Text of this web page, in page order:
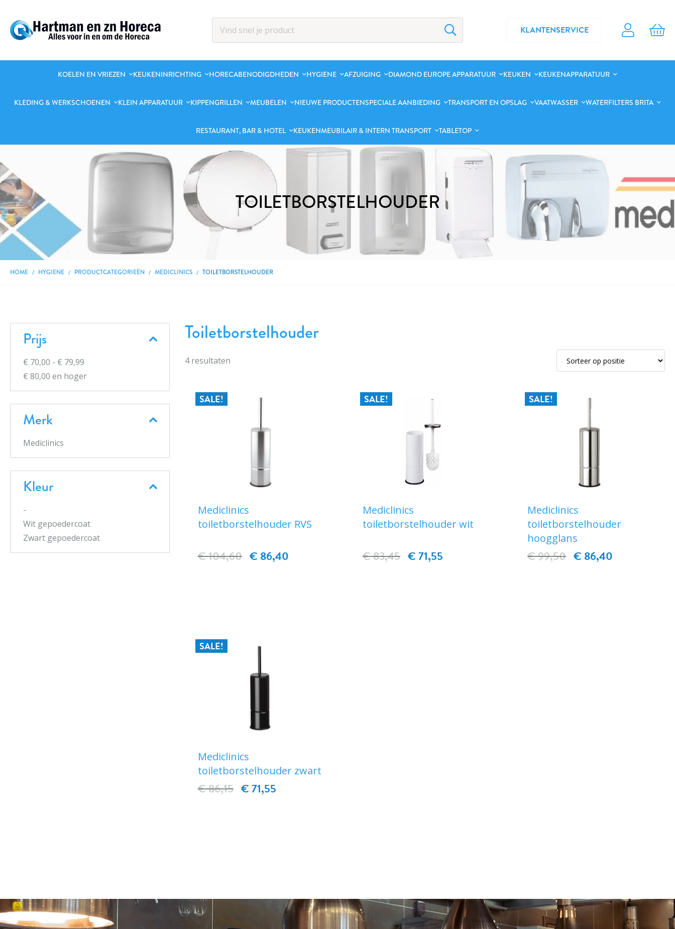
KLANTENSERVICE
KOELEN EN VRIEZEN KEUKENINRICHTING HORECABENODIGDHEDEN HYGIENE AFZUIGING DIAMOND EUROPE APPARATUUR KEUKEN KEUKENAPPARATUUR
KLEDING & WERKSCHOENEN KLEIN APPARATUUR KIPPENGRILLEN MEUBELEN NIEUWE PRODUCTENSPECIALE AANBIEDING TRANSPORT EN OPSLAG VAATWASSER WATERFILTERS BRITA
RESTAURANT, BAR & HOTEL KEUKENMEUBILAIR & INTERN TRANSPORT TABLETOP
TOILETBORSTELHOUDER
HOME HYGIENE PRODUCTCATEGORIEËN MEDICLINICS TOILETBORSTELHOUDER
Toiletborstelhouder
4resultaten
SALE!
Mediclinics
toiletborstelhouder RVS
€ 86,40
€ 104,60
SALE!
Mediclinics
toiletborstelhouder wit
€ 71,55
€ 83,45
SALE!
Mediclinics
toiletborstelhouder
hoogglans
€ 86,40
€ 99,50
SALE!
Mediclinics
toiletborstelhouder zwart
€ 71,55
€ 86,15
Prijs
€ 70,00 - € 79,99
€ 80,00 en hoger
Merk
Mediclinics
Kleur
-
Wit gepoedercoat
Zwart gepoedercoat